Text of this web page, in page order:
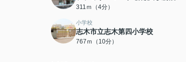
311ｍ（4分）
小学校
志木市立志木第四小学校
767ｍ（10分）